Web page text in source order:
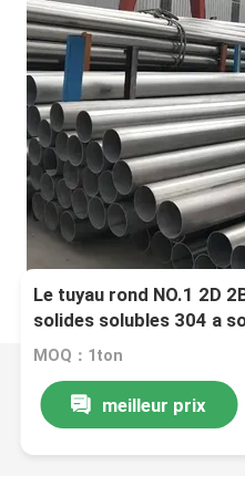
Le tuyau rond NO.1 2D
solides solubles 304 a
MOQ：1ton
meilleur prix